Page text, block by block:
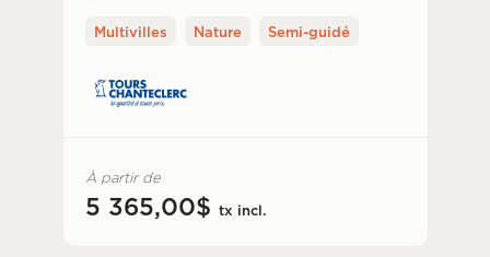
Multivilles Nature Semi-guidé
À partir de
5 365,00$ tx incl.